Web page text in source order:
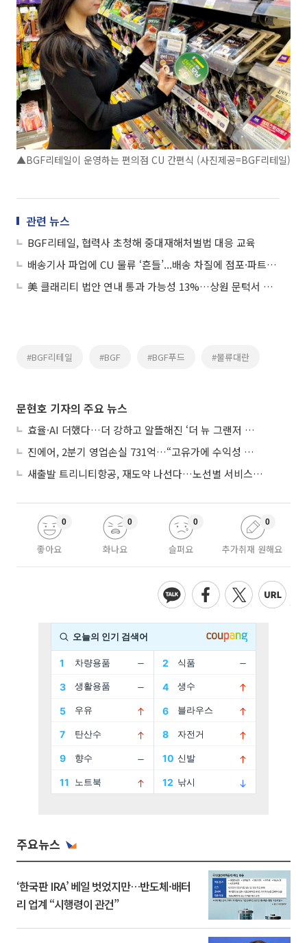
▲BGF리테일이 운영하는 편의점 CU 간편식 (사진제공=BGF리테일)
관련 뉴스
BGF리테일, 협력사 초청해 중대재해처벌법 대응 교육
배송기사 파업에 CU 물류 ‘흔들’...배송 차질에 점포·파트너사 ‘비상’
美 클래리티 법안 연내 통과 가능성 13%…상원 문턱서 제동
#BGF리테일 #BGF #BGF푸드 #물류대란
문현호 기자의 주요 뉴스
효율·AI 더했다…더 강하고 알뜰해진 ‘더 뉴 그랜저 하이브리드’
진에어, 2분기 영업손실 731억…“고유가에 수익성 악화”
새출발 트리니티항공, 재도약 나선다…노선별 서비스 차별화
좋아요
0
화나요
0
슬퍼요
0
추가취재 원해요
0
주요뉴스
‘한국판 IRA’ 베일 벗었지만…반도체·배터
리 업계 “시행령이 관건”